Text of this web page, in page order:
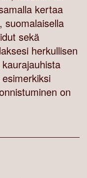
kertaa
suomalaisella
sekä
herkullisen
on